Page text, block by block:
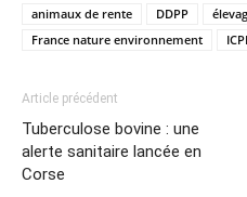
animaux de rente
DDPP
France nature environnement
Article précédent
Tuberculose bovine : une
alerte sanitaire lancée en
Corse